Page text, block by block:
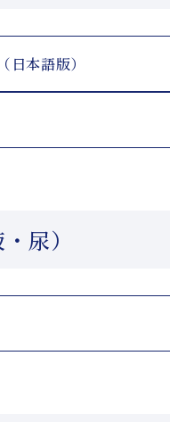
日本語版）
尿）